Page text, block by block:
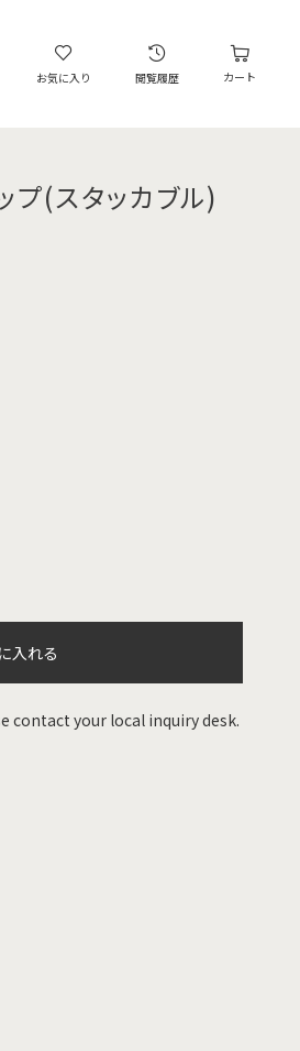
お気に入り 閲覧履歴 カート
プ(スタッカブル)
入れる
contact your local inquiry desk.